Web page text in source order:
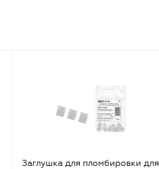
Заглушка для пломбировки для